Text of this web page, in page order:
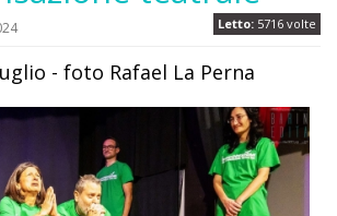
Letto: 5716 volte
- foto Rafael La Perna